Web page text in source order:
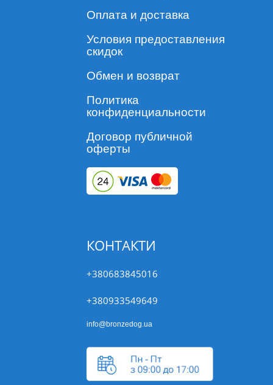
Оплата и доставка
Условия предоставления
скидок
Обмен и возврат
Политика
конфиденциальности
Договор публичной
оферты
КОНТАКТИ
+380683845016
+380933549649
info@bronzedog.ua